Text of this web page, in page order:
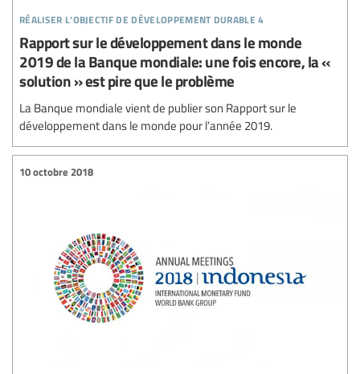
réaliser l’objectif de développement durable 4
Rapport sur le développement dans le monde
2019 de la Banque mondiale: une fois encore, la «
solution » est pire que le problème
La Banque mondiale vient de publier son Rapport sur le
développement dans le monde pour l’année 2019.
10 octobre 2018